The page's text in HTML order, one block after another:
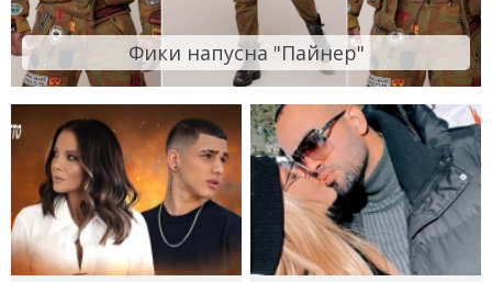
Фики напусна "Пайнер"